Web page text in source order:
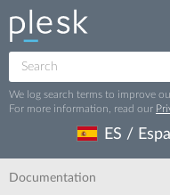
We log search terms to improve
For more information, read our
ES /
Documentation